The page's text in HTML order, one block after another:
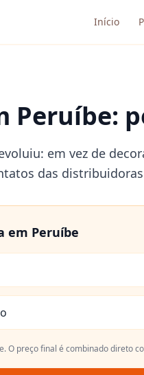
Início
Peruíbe:
em vez de
das
em Peruíbe
. O preço final é combinado direto